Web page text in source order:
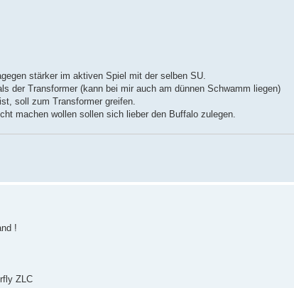
stärker im aktiven Spiel mit der selben SU.
der Transformer (kann bei mir auch am dünnen Schwamm liegen)
soll zum Transformer greifen.
machen wollen sollen sich lieber den Buffalo zulegen.
!
ZLC